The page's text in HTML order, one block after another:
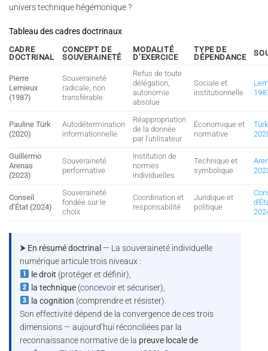
univers technique hégémonique ?
Tableau des cadres doctrinaux
CADRE
DOCTRINAL
CONCEPT DE
SOUVERAINETÉ
MODALITÉ
D’EXERCICE
TYPE DE
DÉPENDANCE
Pierre
Lemieux
(1987)
Souveraineté
radicale, non
transférable
Refus de toute
délégation,
autonomie
absolue
Sociale et
institutionnelle
Pauline Türk
(2020)
Autodétermination
informationnelle
Réappropriation
de la donnée
par l’utilisateur
Économique et
normative
Guillermo
Arenas
(2023)
Souveraineté
performative
Institution de
normes
individuelles
Technique et
symbolique
Conseil
d’État (2024)
Souveraineté
fondée sur le
choix
Coordination et
responsabilité
Juridique et
politique
⮞ En résumé doctrinal — La souveraineté individuelle
numérique articule trois niveaux :
le droit (protéger et définir),
la technique (concevoir et sécuriser),
la cognition (comprendre et résister).
Son effectivité dépend de la convergence de ces trois
dimensions — aujourd’hui réconciliées par la
reconnaissance normative de la preuve locale de